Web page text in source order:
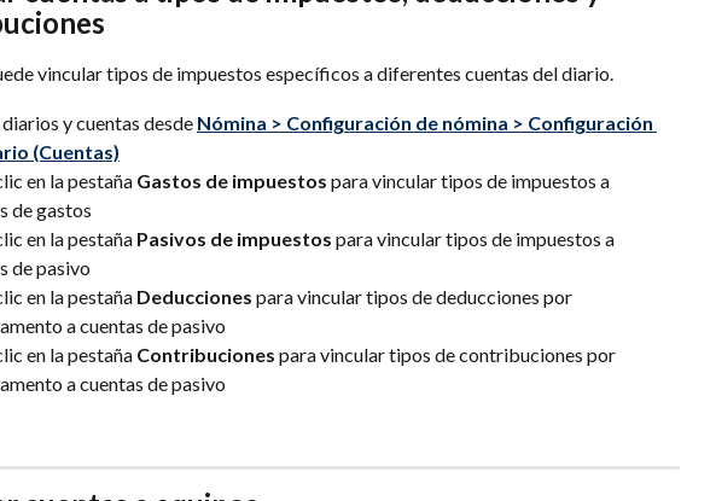
vincular tipos de impuestos específicos a diferentes cuentas del diario.
diarios y cuentas desde Nómina > Configuración de nómina > Configuración
(Cuentas)
en la pestaña Gastos de impuestos para vincular tipos de impuestos a
de gastos
en la pestaña Pasivos de impuestos para vincular tipos de impuestos a
de pasivo
en la pestaña Deducciones para vincular tipos de deducciones por
a cuentas de pasivo
en la pestaña Contribuciones para vincular tipos de contribuciones por
a cuentas de pasivo